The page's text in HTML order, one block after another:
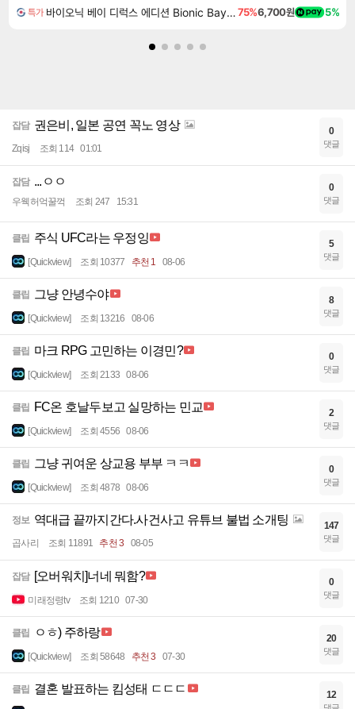
특가 바이오닉 베이 디럭스 에디션 Bionic Bay Deluxe Edition75%6,700원 5%
잡담 권은비, 일본 공연 꼭노 영상
Zqisj 조회 114 01:01
0
댓글
잡담 ...ㅇㅇ
우웩허억꿀꺽 조회 247 15:31
0
댓글
클립 주식 UFC라는 우정잉
[Quickview] 조회 10377 추천 1 08-06
5
댓글
클립 그냥 안녕수야
[Quickview] 조회 13216 08-06
8
댓글
클립 마크 RPG 고민하는 이경민?
[Quickview] 조회 2133 08-06
0
댓글
클립 FC온 호날두보고 실망하는 민교
[Quickview] 조회 4556 08-06
2
댓글
클립 그냥 귀여운 상교용 부부 ㅋㅋ
[Quickview] 조회 4878 08-06
0
댓글
정보 역대급 끝까지간다.사건사고 유튜브 불법 소개팅
곱사리 조회 11891 추천 3 08-05
147
댓글
잡담 [오버워치]너네 뭐함?
미래정령tv 조회 1210 07-30
0
댓글
클립 ㅇㅎ) 주하랑
[Quickview] 조회 58648 추천 3 07-30
20
댓글
클립 결혼 발표하는 킴성태 ㄷㄷㄷ 12